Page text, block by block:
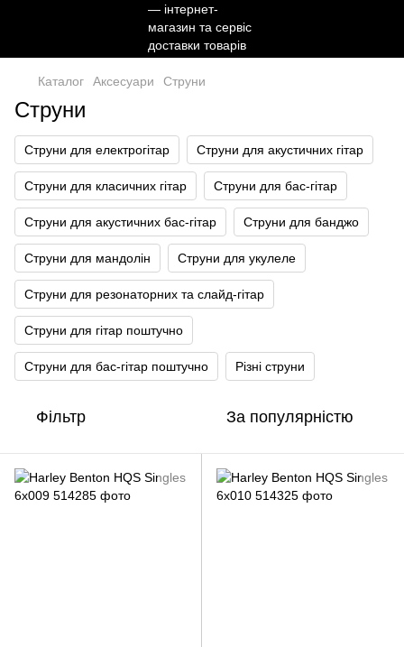
Каталог Аксесуари Струни
Струни
Струни для електрогітар Струни для акустичних гітар
Струни для класичних гітар Струни для бас-гітар
Струни для акустичних бас-гітар Струни для банджо
Струни для мандолін Струни для укулеле
Струни для резонаторних та слайд-гітар
Струни для гітар поштучно
Струни для бас-гітар поштучно Різні струни
Фільтр За популярністю